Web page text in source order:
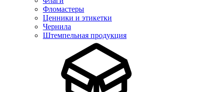
Фломастеры
Ценники и этикетки
Чернила
Штемпельная продукция